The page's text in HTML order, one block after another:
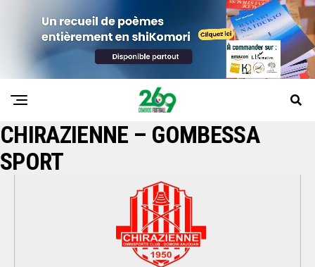
CHIRAZIENNE – GOMBESSA
SPORT